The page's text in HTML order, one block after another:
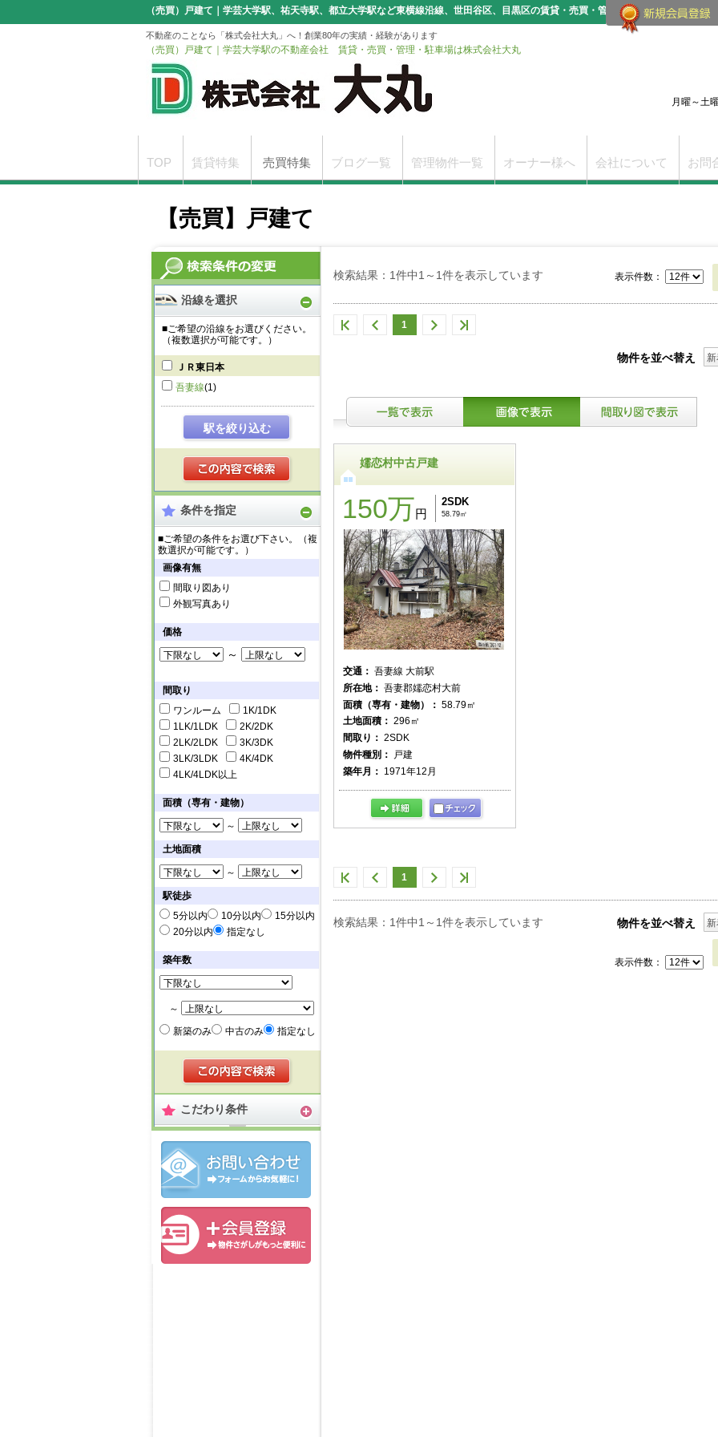
沿線を選択
■ご希望の沿線をお選びください。
（複数選択が可能です。）
ＪＲ東日本
吾妻線(1)
駅を絞り込む
条件を指定
■ご希望の条件をお選び下さい。（複
数選択が可能です。）
画像有無
間取り図あり
外観写真あり
価格
～
間取り
ワンルーム
1K/1DK
1LK/1LDK
2K/2DK
2LK/2LDK
3K/3DK
3LK/3LDK
4K/4DK
4LK/4LDK以上
面積（専有・建物）
～
土地面積
～
駅徒歩
5分以内
10分以内
15分以内
20分以内
指定なし
築年数
～
新築のみ
中古のみ 指定なし
こだわり条件
（売買）戸建て｜学芸大学駅、祐天寺駅、都立大学駅など東横線沿線、世田谷区、目黒区の賃貸・売買・管理・駐車場情報を数多
大丸にお任せ下さい
不動産のことなら「株式会社大丸」へ！創業80年の実績・経験があります
（売買）戸建て｜学芸大学駅の不動産会社 賃貸・売買・管理・駐車場は株式会社大丸
月曜～土
TOP 賃貸特集 売買特集 ブログ一覧 管理物件一覧 オーナー様へ 会社について お問
駐車場無料サービスのご案内
【売買】戸建て
検索結果：1件中1～1件を表示しています
1
表示件数：
物件を並べ替え
嬬恋村中古戸建
150万円
2SDK
58.79㎡
交通： 吾妻線 大前駅
所在地： 吾妻郡嬬恋村大前
面積（専有・建物）： 58.79㎡
土地面積： 296㎡
間取り： 2SDK
物件種別：
戸建
築年月： 1971年12月
物件を並べ替え
1
表示件数：
検索結果：1件中1～1件を表示しています